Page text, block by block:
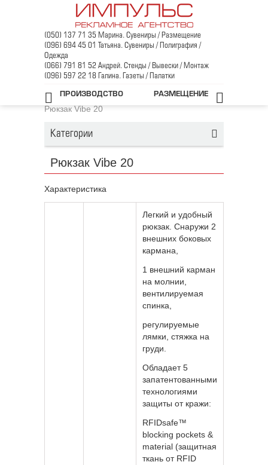
(050) 137 71 35 Марина. Сувениры / Размещение
(096) 694 45 01 Татьяна. Сувениры / Полиграфия /
Одежда
(066) 791 81 52 Андрей. Стенды / Вывески / Монтаж
(096) 597 22 18 Галина. Газеты / Палатки
ПРОИЗВОДСТВО РАЗМЕЩЕНИЕ
Главная / Промо-одежда
Сумки, рюкзаки
Рюкзаки с логотипом
Рюкзак Vibe 20
Категории
Рюкзак Vibe 20
Характеристика
Легкий и удобный
рюкзак. Снаружи 2
внешних боковых
кармана,
1 внешний карман
на молнии,
вентилируемая
спинка,
регулируемые
лямки, стяжка на
груди.
Обладает 5
запатентованными
технологиями
защиты от кражи:
RFIDsafe™
blocking pockets &
material (защитная
ткань от RFID